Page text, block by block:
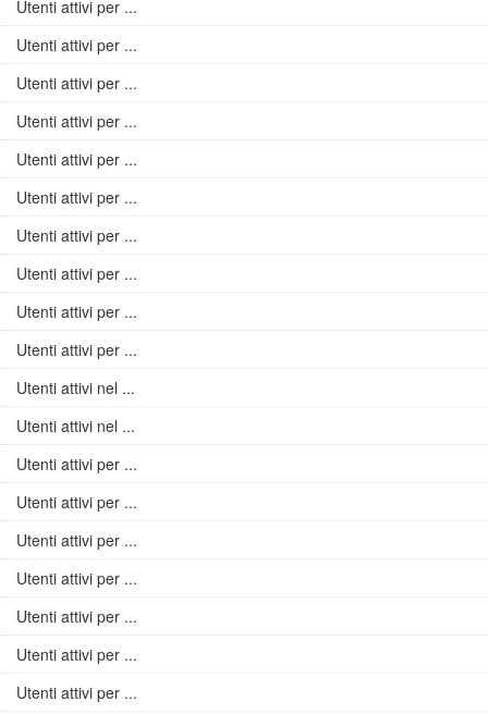
Utenti attivi per ...
Utenti attivi per ...
Utenti attivi per ...
Utenti attivi per ...
Utenti attivi per ...
Utenti attivi per ...
Utenti attivi per ...
Utenti attivi per ...
Utenti attivi per ...
Utenti attivi per ...
Utenti attivi nel ...
Utenti attivi nel ...
Utenti attivi per ...
Utenti attivi per ...
Utenti attivi per ...
Utenti attivi per ...
Utenti attivi per ...
Utenti attivi per ...
Utenti attivi per ...